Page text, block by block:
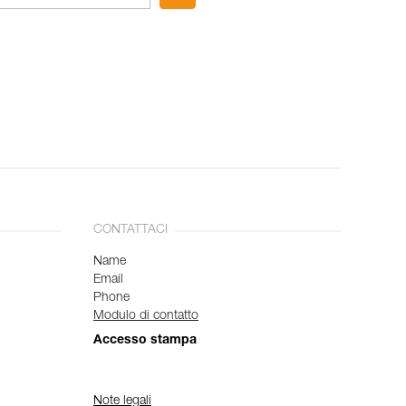
CONTATTACI
Name
Email
Phone
Modulo di contatto
Accesso stampa
Note legali